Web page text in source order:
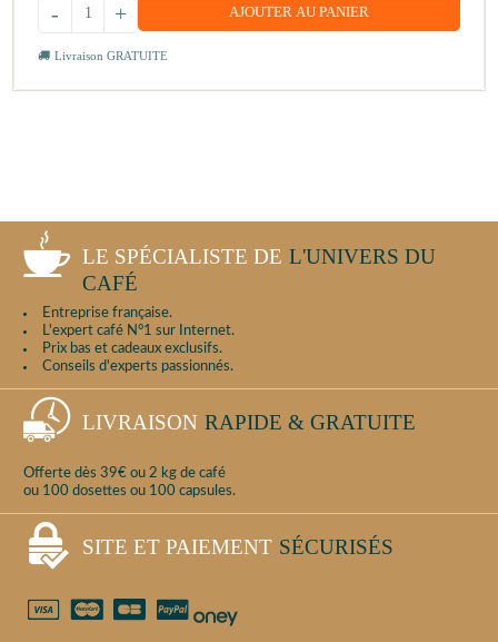
+
- AJOUTER AU PANIER
Livraison GRATUITE
LE SPÉCIALISTE DE L'UNIVERS DU
CAFÉ
Entreprise française.
L'expert café N°1 sur Internet.
Prix bas et cadeaux exclusifs.
Conseils d'experts passionnés.
LIVRAISON RAPIDE & GRATUITE
Offerte dès 39€ ou 2 kg de café
ou 100 dosettes ou 100 capsules.
SITE ET PAIEMENT SÉCURISÉS